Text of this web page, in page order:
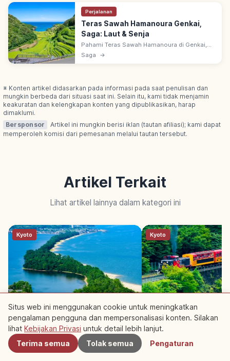
Perjalanan
Teras Sawah Hamanoura Genkai,
Saga: Laut & Senja
Pahami Teras Sawah Hamanoura di Genkai,
Saga: sawah menghadap laut, panorama
senja, tips foto, musim berair, dan etika
Saga →
※ Konten artikel didasarkan pada informasi pada saat penulisan dan
mungkin berbeda dari situasi saat ini. Selain itu, kami tidak menjamin
keakuratan dan kelengkapan konten yang dipublikasikan, harap
dimaklumi.
Bersponsor
Artikel ini mungkin berisi iklan (tautan afiliasi); kami dapat
memperoleh komisi dari pemesanan melalui tautan tersebut.
Artikel Terkait
Lihat artikel lainnya dalam kategori ini
Kyoto
Amanohashidate Kyoto: Nihon
Sankei, Gosong Pasir 3,6 km
Kyoto
Sagano Torokko
Kereta Wisata
Hozugawa, Tips
Terdekat
Situs web ini menggunakan cookie untuk meningkatkan
pengalaman pengguna dan mempersonalisasi konten. Silakan
lihat Kebijakan Privasi untuk detail lebih lanjut.
Terima semua
Tolak semua Pengaturan